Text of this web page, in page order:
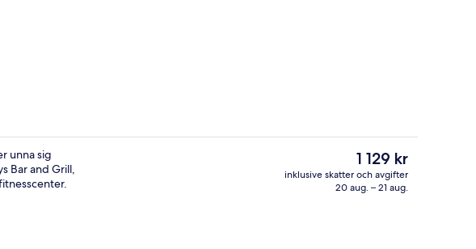
Bar (på boendet)
unna sig
Bar and Grill,
Det
nuvarande
priset
1 129 kr
inklusive skatter och avgifter
20 aug. – 21 aug.